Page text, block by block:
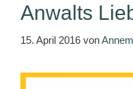
Anwalts
15. April 2016 von